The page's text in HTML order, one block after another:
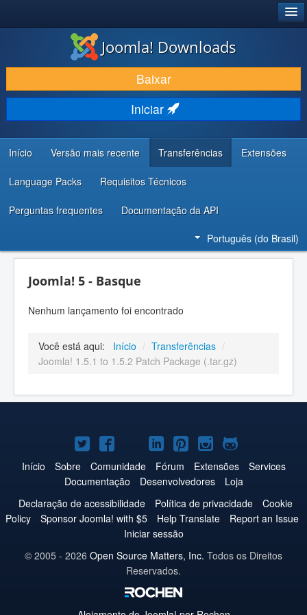
BAIXAR E APRIMORAR
DESCUBRA & APRENDA
COMUNIDADE & SUPORTE
RECURSOS PARA DESENVOLVEDORES
Joomla! Downloads
Baixar
Iniciar
Início Versão mais recente Transferências Extensões
Language Packs Requisitos Técnicos
Perguntas frequentes Documentação da API
Português (do Brasil)
Joomla! 5 - Basque
Nenhum lançamento foi encontrado
Você está aqui: Início / Transferências /
Joomla! 1.5.1 to 1.5.2 Patch Package (.tar.gz)
Joomla!
no
Twitter
Joomla!
no
Facebook
Joomla!
no
YouTube
Joomla!
no
LinkedIn
Joomla!
no
Pinterest
Joomla!
no
Instagram
Joomla!
no
GitHub
Início Sobre Comunidade Fórum Extensões
Services
Documentação
Desenvolvedores
Loja
Declaração de acessibilidade
Política de privacidade
Cookie
Policy
Sponsor Joomla! with $5 Help Translate
Report an Issue
Iniciar sessão
© 2005 - 2026 Open Source Matters, Inc. Todos os Direitos
Reservados.